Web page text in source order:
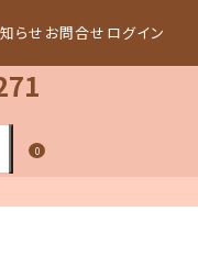
らせ お問合せ ログイン
0